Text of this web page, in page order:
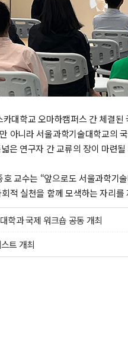
대학교 오마하캠퍼스 간 체결
아니라 서울과학기술대학교
연구자 간 교류의 장이 마련될
교수는 “앞으로도 서울과학
적 실천을 함께 모색하는 자리
학과 국제 워크숍 공동 개최
트 개최